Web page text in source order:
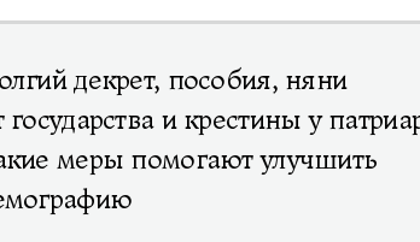
декрет, пособия, няни
государства и крестины у
меры помогают улучшить